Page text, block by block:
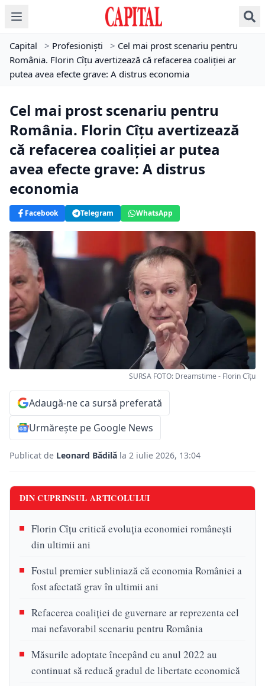
Capital > Profesioniști > Cel mai prost scenariu pentru
România. Florin Cîțu avertizează că refacerea coaliției ar
putea avea efecte grave: A distrus economia
Cel mai prost scenariu pentru
România. Florin Cîțu avertizează
că refacerea coaliției ar putea
avea efecte grave: A distrus
economia
Facebook Telegram WhatsApp
SURSA FOTO: Dreamstime - Florin Cîțu
Adaugă-ne ca sursă preferată
Urmărește pe Google News
Publicat de Leonard Bădilă la 2 iulie 2026, 13:04
DIN CUPRINSUL ARTICOLULUI
Florin Cîțu critică evoluția economiei românești
din ultimii ani
Fostul premier subliniază că economia României a
fost afectată grav în ultimii ani
Refacerea coaliției de guvernare ar reprezenta cel
mai nefavorabil scenariu pentru România
Măsurile adoptate începând cu anul 2022 au
continuat să reducă gradul de libertate economică